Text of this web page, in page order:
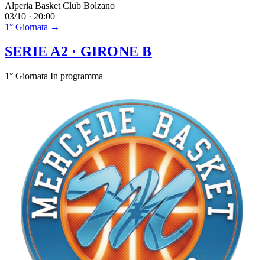
Alperia Basket Club Bolzano
03/10 · 20:00
1° Giornata →
SERIE A2 · GIRONE B
1° Giornata In programma